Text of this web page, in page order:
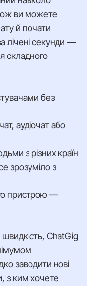
ви можете
й почати
лічені секунди —
складного
без
аудіочат або
з різних країн
зрозуміло з
пристрою —
швидкість, ChatGig
заводити нові
з ким хочете